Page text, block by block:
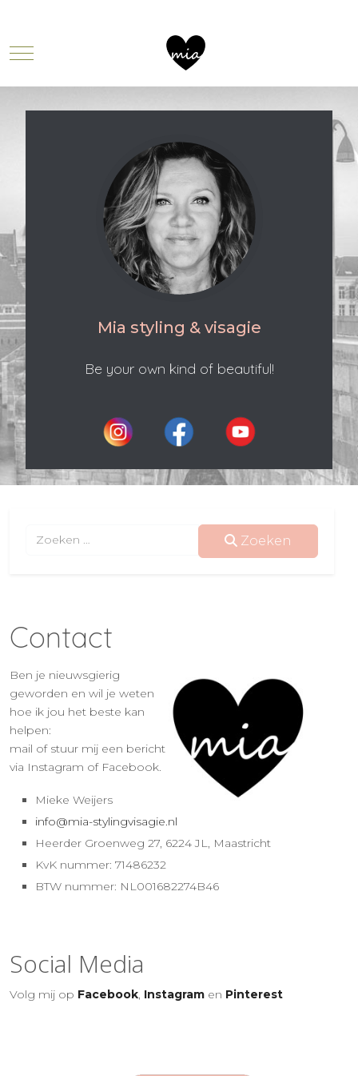
Mobile Menu Toggle
Mia styling & visagie
Be your own kind of beautiful!
Zoeken
Zoeken
Contact
Ben je nieuwsgierig
geworden en wil je weten
hoe ik jou het beste kan
helpen:
mail of stuur mij een bericht
via Instagram of Facebook.
Mieke Weijers
info@mia-stylingvisagie.nl
Heerder Groenweg 27, 6224 JL, Maastricht
KvK nummer: 71486232
BTW nummer: NL001682274B46
Social Media
Volg mij op Facebook, Instagram en Pinterest